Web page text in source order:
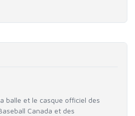
balle et le casque officiel des
Canada et des